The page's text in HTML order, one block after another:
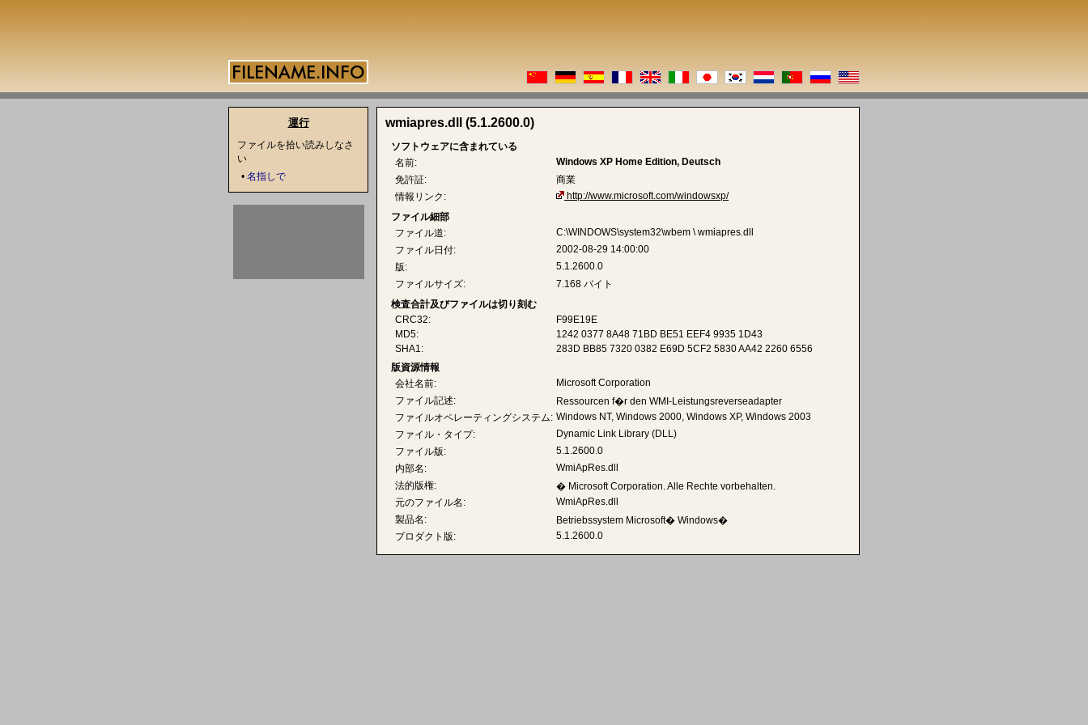
wmiapres.dll (5.1.2600.0)
ソフトウェアに含まれている
名前:
Windows XP Home Edition, Deutsch
免許証:
商業
情報リンク:
http://www.microsoft.com/windowsxp/
ファイル細部
ファイル道:
C:\WINDOWS\system32\wbem \ wmiapres.dll
ファイル日付:
2002-08-29 14:00:00
版:
5.1.2600.0
ファイルサイズ:
7.168 バイト
検査合計及びファイルは切り刻む
CRC32:
F99E19E
MD5:
1242 0377 8A48 71BD BE51 EEF4 9935 1D43
SHA1:
283D BB85 7320 0382 E69D 5CF2 5830 AA42 2260 6556
版資源情報
会社名前:
Microsoft Corporation
ファイル記述:
Ressourcen f�r den WMI-Leistungsreverseadapter
ファイルオペレーティングシステム: Windows NT, Windows 2000, Windows XP, Windows 2003
ファイル・タイプ:
Dynamic Link Library (DLL)
ファイル版:
5.1.2600.0
内部名:
WmiApRes.dll
法的版権:
� Microsoft Corporation. Alle Rechte vorbehalten.
元のファイル名:
WmiApRes.dll
製品名:
Betriebssystem Microsoft� Windows�
プロダクト版:
5.1.2600.0
運行
ファイルを拾い読みしなさ
い
• 名指しで